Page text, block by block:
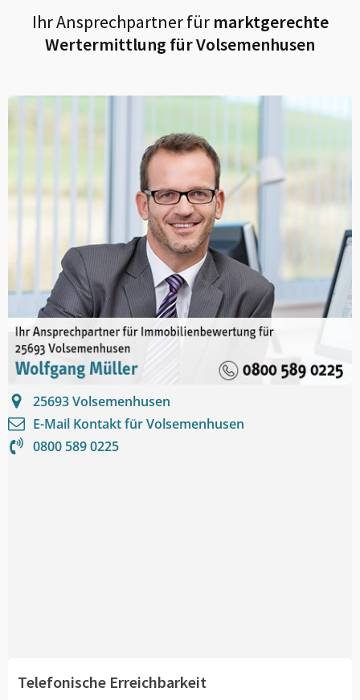
Ihr Ansprechpartner fürmarktgerechte
Wertermittlung fürVolsemenhusen
25693Volsemenhusen
E-Mail Kontakt fürVolsemenhusen
0800 589 0225
Telefonische Erreichbarkeit